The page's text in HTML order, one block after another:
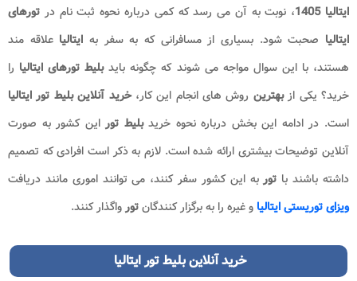
ایتالیا 1405
، نوبت به آن می رسد که کمی درباره نحوه ثبت نام در تورهای
ایتالیا صحبت شود. بسیاری از مسافرانی که به سفر به ایتالیاعلاقه مند
هستند، با این سوال مواجه می شوند که چگونه بایدبلیط تورهای ایتالیا را
خرید؟ یکی ازبهترین روش های انجام این کار،خرید آنلاین بلیط تور ایتالیا
است. در ادامه این بخش درباره نحوه خریدبلیط توراین کشور به صورت
آنلاین توضیحات بیشتری ارائه شده است. لازم به ذکر است افرادی که تصمیم
داشته باشند با توربه این کشور سفر کنند، می توانند اموری مانند دریافت
ویزای توریستی ایتالیا و غیره را به برگزار کنندگانتورواگذار کنند.
خرید آنلاین بلیط تور ایتالیا